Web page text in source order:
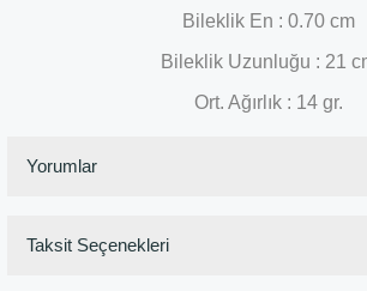
Bileklik En : 0.70 cm
Bileklik Uzunluğu : 21
Ort. Ağırlık : 14 gr.
Yorumlar
Taksit Seçenekleri